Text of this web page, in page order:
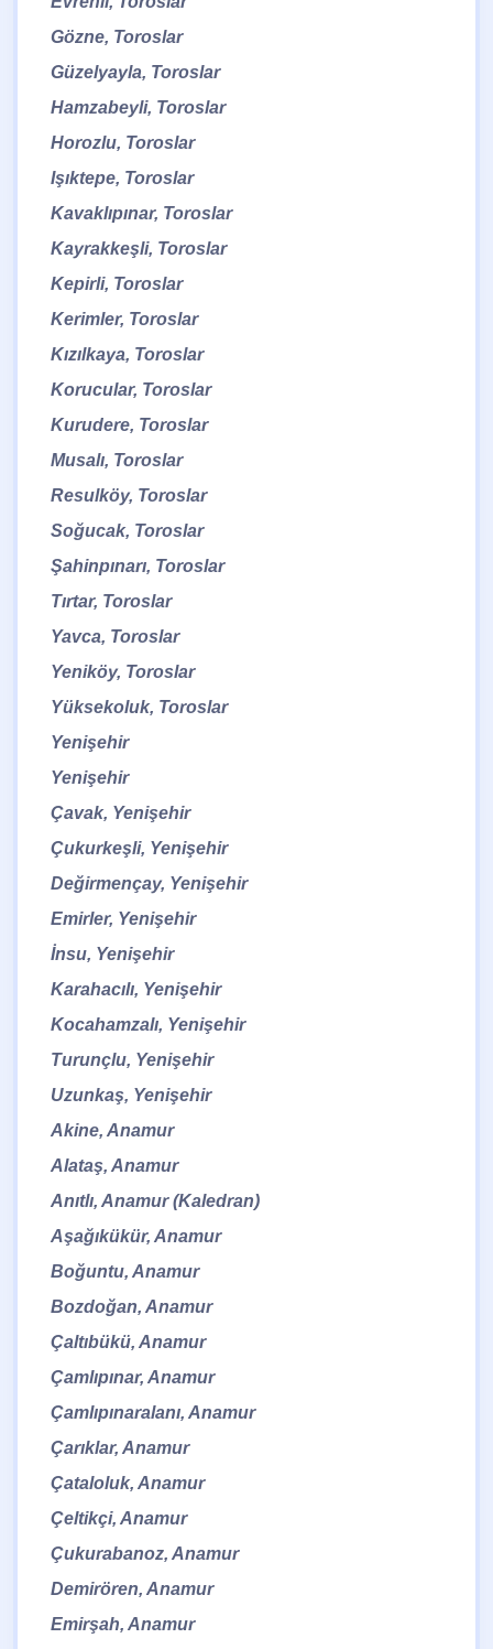
Gözne, Toroslar
Güzelyayla, Toroslar
Hamzabeyli, Toroslar
Horozlu, Toroslar
Işıktepe, Toroslar
Kavaklıpınar, Toroslar
Kayrakkeşli, Toroslar
Kepirli, Toroslar
Kerimler, Toroslar
Kızılkaya, Toroslar
Korucular, Toroslar
Kurudere, Toroslar
Musalı, Toroslar
Resulköy, Toroslar
Soğucak, Toroslar
Şahinpınarı, Toroslar
Tırtar, Toroslar
Yavca, Toroslar
Yeniköy, Toroslar
Yüksekoluk, Toroslar
Yenişehir
Yenişehir
Çavak, Yenişehir
Çukurkeşli, Yenişehir
Değirmençay, Yenişehir
Emirler, Yenişehir
İnsu, Yenişehir
Karahacılı, Yenişehir
Kocahamzalı, Yenişehir
Turunçlu, Yenişehir
Uzunkaş, Yenişehir
Akine, Anamur
Alataş, Anamur
Anıtlı, Anamur (Kaledran)
Aşağıkükür, Anamur
Boğuntu, Anamur
Bozdoğan, Anamur
Çaltıbükü, Anamur
Çamlıpınar, Anamur
Çamlıpınaralanı, Anamur
Çarıklar, Anamur
Çataloluk, Anamur
Çeltikçi, Anamur
Çukurabanoz, Anamur
Demirören, Anamur
Emirşah, Anamur